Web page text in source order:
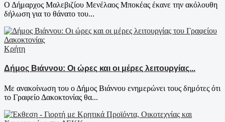
Ο Δήμαρχος Μαλεβιζίου Μενέλαος Μποκέας έκανε την ακόλουθη
δήλωση για το θάνατο του...
Κρήτη
Δήμος Βιάννου: Οι ώρες και οι μέρες λειτουργίας...
Με ανακοίνωση του ο Δήμος Βιάννου ενημερώνει τους δημότες ότι
το Γραφείο Δακοκτονίας θα...